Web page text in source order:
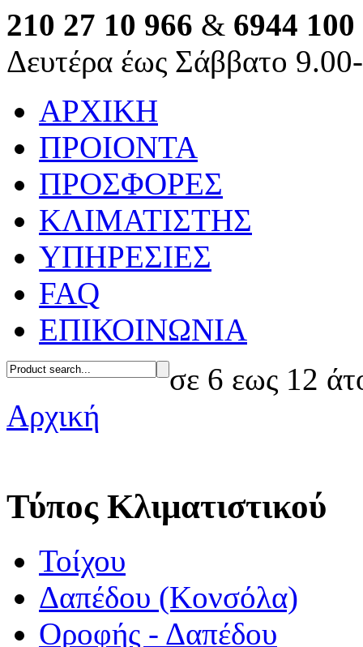
210 27 10 966 & 6944 100
Δευτέρα έως Σάββατο
ΑΡΧΙΚΗ
ΠΡΟΙΟΝΤΑ
ΠΡΟΣΦΟΡΕΣ
ΚΛΙΜΑΤΙΣΤΗΣ
ΥΠΗΡΕΣΙΕΣ
FAQ
ΕΠΙΚΟΙΝΩΝΙΑ
σε 6 εως 12
Αρχική
Τύπος Κλιματιστικού
Τοίχου
Δαπέδου (Κονσόλα)
Οροφής - Δαπέδου